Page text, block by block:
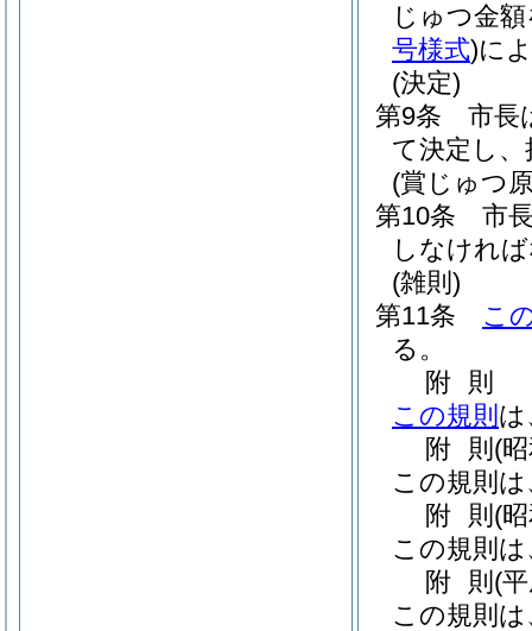
じゅつ金
号様式)に
(決定)
第9条
市長
て決定し
(賞じゅつ
第10条
市
しなけれ
(雑則)
第11条
こ
る。
附 則
この規則 は
附 則 (
この規則
附 則 (
この規則
附 則 (
この規則